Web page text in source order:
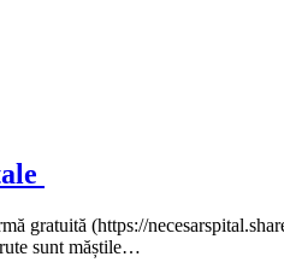
gratuită (https://
sunt măștile…